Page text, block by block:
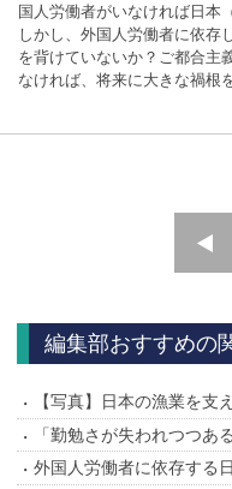
国人労働者がいなければ日本
しかし、外国人労働者に依存
を背けていないか？ご都合主
なければ、将来に大きな禍根
編集部おすすめの
【写真】日本の漁業を支
「勤勉さが失われつつあ
外国人労働者に依存する